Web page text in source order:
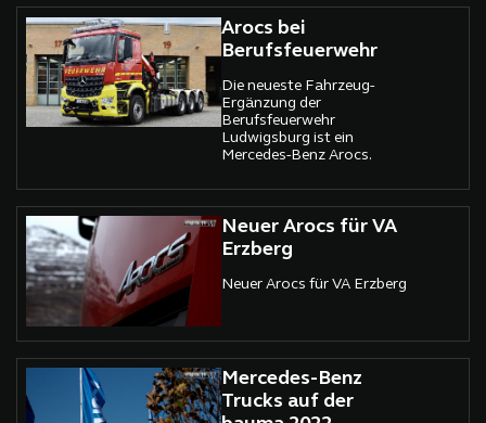
Arocs bei
Berufsfeuerwehr
Die neueste Fahrzeug-
Ergänzung der
Berufsfeuerwehr
Ludwigsburg ist ein
Mercedes-Benz Arocs.
Neuer Arocs für VA
Erzberg
Neuer Arocs für VA Erzberg
Mercedes-Benz
Trucks auf der